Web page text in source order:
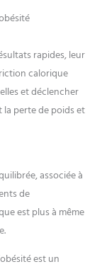
rapides, leur
calorique
et déclencher
perte de poids et
associée à
de
est plus à même
est un